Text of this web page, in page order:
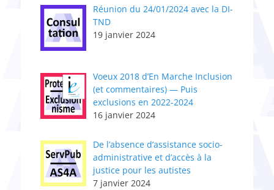
Réunion du 24/01/2024 avec la DI-
TND
19 janvier 2024
Voeux 2018 d’En Marche Inclusion
(et commentaires) — Puis
exclusions en 2022-2024
16 janvier 2024
De l’absence d’assistance socio-
administrative et d’accès à la
justice pour les autistes
7 janvier 2024